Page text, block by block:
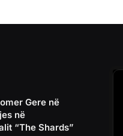
Gere në
në
“The Shards”